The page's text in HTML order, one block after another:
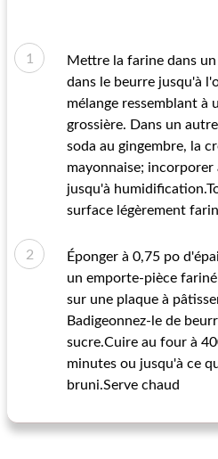
Mettre la farine dans
dans le beurre jusqu'à
mélange ressemblant à
grossière. Dans un
soda au gingembre, la
mayonnaise; incorporer
jusqu'à
surface légèrement
Éponger à 0,75 po
un emporte-pièce
sur une plaque à
Badigeonnez-le de
sucre.Cuire au four à
minutes ou jusqu'à ce
bruni.Serve chaud